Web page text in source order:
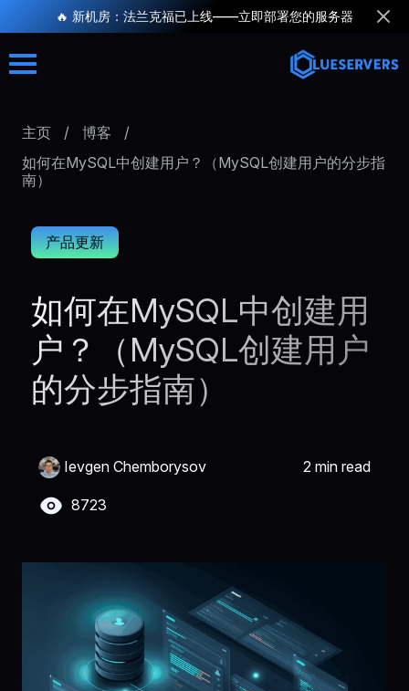
🔥 新机房：法兰克福已上线——立即部署您的服务器
主页 / 博客
/
如何在MySQL中创建用户？（MySQL创建用户的分步指
南）
产品更新
如何在MySQL中创建用
户？（MySQL创建用户
的分步指南）
2 min read
8723
Ievgen Chemborysov